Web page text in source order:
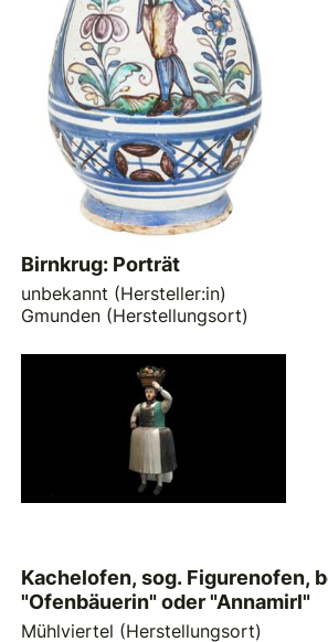
Birnkrug: Porträt
unbekannt (Hersteller:in)
Gmunden (Herstellungsort)
Kachelofen, sog. Figurenofen,
"Ofenbäuerin" oder "Annamirl"
Mühlviertel (Herstellungsort)